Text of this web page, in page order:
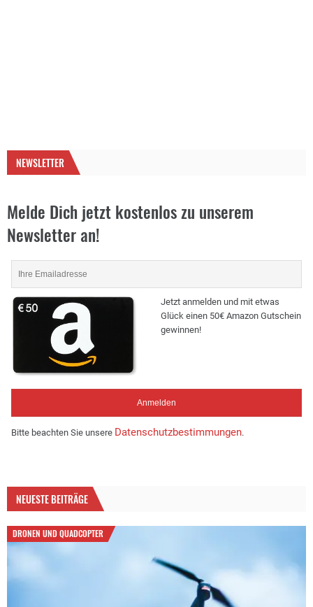
NEWSLETTER
Melde Dich jetzt kostenlos zu unserem
Newsletter an!
Jetzt anmelden und mit etwas
Glück einen 50€ Amazon Gutschein
gewinnen!
Bitte beachten Sie unsere Datenschutzbestimmungen.
NEUESTE BEITRÄGE
DRONEN UND QUADCOPTER